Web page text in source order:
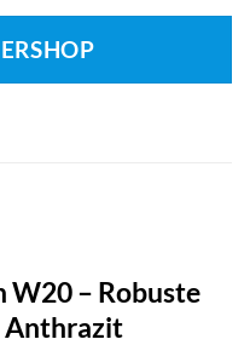
W20 – Robuste
Anthrazit